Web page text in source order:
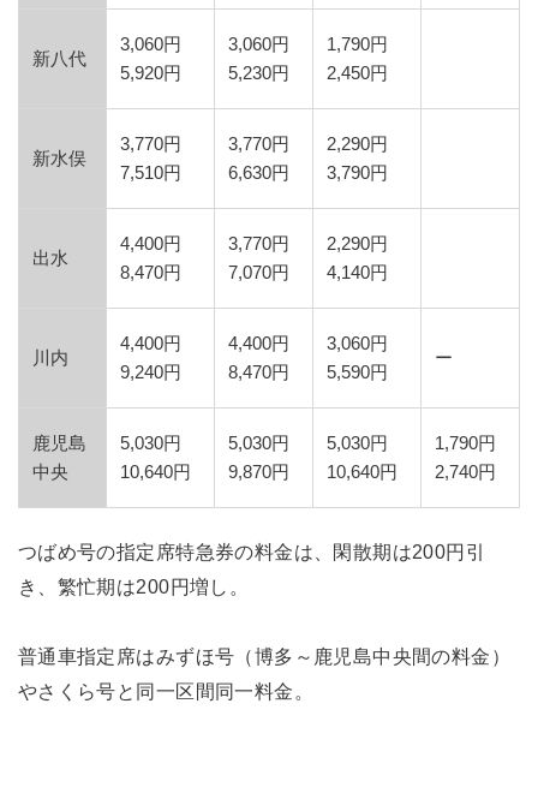
新八代
3,060円
5,920円
3,060円
5,230円
1,790円
2,450円
新水俣
3,770円
7,510円
3,770円
6,630円
2,290円
3,790円
出水
4,400円
8,470円
3,770円
7,070円
2,290円
4,140円
川内
4,400円
9,240円
4,400円
8,470円
3,060円
5,590円
ー
鹿児島
中央
5,030円
10,640円
5,030円
9,870円
5,030円
10,640円
1,790円
2,740円
つばめ号の指定席特急券の料金は、閑散期は200円引
き、繁忙期は200円増し。
普通車指定席はみずほ号（博多～鹿児島中央間の料金）
やさくら号と同一区間同一料金。